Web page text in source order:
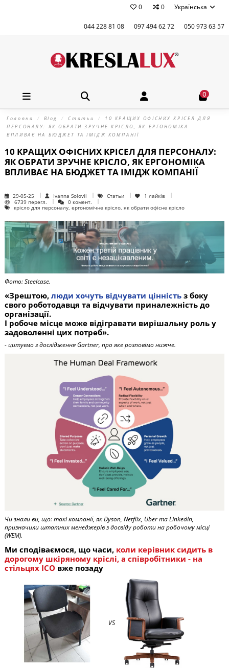
0 0 Українська
044 228 81 08 097 494 62 72 050 973 63 57
0
Головна Blog Статьи
10 КРАЩИХ ОФІСНИХ КРІСЕЛ ДЛЯ
ПЕРСОНАЛУ: ЯК ОБРАТИ ЗРУЧНЕ КРІСЛО, ЯК ЕРГОНОМІКА
ВПЛИВАЄ НА БЮДЖЕТ ТА ІМІДЖ КОМПАНІЇ
10 КРАЩИХ ОФІСНИХ КРІСЕЛ ДЛЯ ПЕРСОНАЛУ:
ЯК ОБРАТИ ЗРУЧНЕ КРІСЛО, ЯК ЕРГОНОМІКА
ВПЛИВАЄ НА БЮДЖЕТ ТА ІМІДЖ КОМПАНІЇ
29-05-25 Ivanna Solovii Статьи 1 лайків
6739 перегл.
0 комент.
крісло для персоналу, ергономічне крісло, як обрати офісне крісло
Фото: Steelcase.
«Зрештою, люди хочуть відчувати цінність з боку
свого роботодавця та відчувати приналежність до
організації.
І робоче місце може відігравати вирішальну роль у
задоволенні цих потреб».
- цитуємо з дослідження Gartner, про яке розповімо нижче.
Чи знали ви, що: такі компанії, як Dyson, Netflix, Uber та LinkedIn,
призначили штатних менеджерів з досвіду роботи на робочому місці
(WEM).
Ми сподіваємося, що часи, коли керівник сидить в
дорогому шкіряному кріслі, а співробітники - на
стільцях ІСО вже позаду
VS